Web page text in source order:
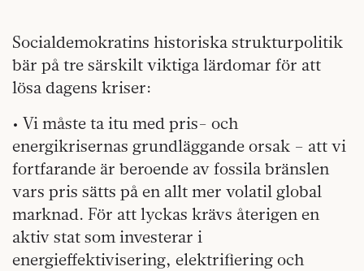
Socialdemokratins historiska strukturpolitik
bär på tre särskilt viktiga lärdomar för att
lösa dagens kriser:
• Vi måste ta itu med pris- och
energikrisernas grundläggande orsak – att vi
fortfarande är beroende av fossila bränslen
vars pris sätts på en allt mer volatil global
marknad. För att lyckas krävs återigen en
aktiv stat som investerar i
energieffektivisering, elektrifiering och